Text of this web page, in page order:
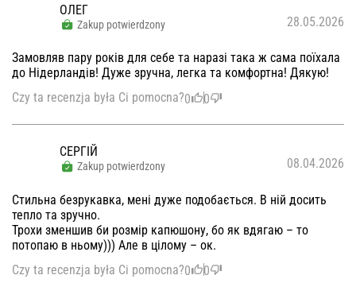
ОЛЕГ
Zakup potwierdzony 28.05.2026
Замовляв пару років для себе та наразі така ж сама поїхала
до Нідерландів! Дуже зручна, легка та комфортна! Дякую!
Czy ta recenzja była Ci pomocna?0 0
СЕРГІЙ
Zakup potwierdzony 08.04.2026
Стильна безрукавка, мені дуже подобається. В ній досить
тепло та зручно.
Трохи зменшив би розмір капюшону, бо як вдягаю – то
потопаю в ньому))) Але в цілому – ок.
Czy ta recenzja była Ci pomocna?0 0